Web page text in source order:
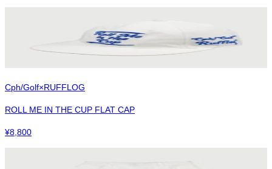
Cph/Golf×RUFFLOG
ROLL ME IN THE CUP FLAT CAP
¥8,800